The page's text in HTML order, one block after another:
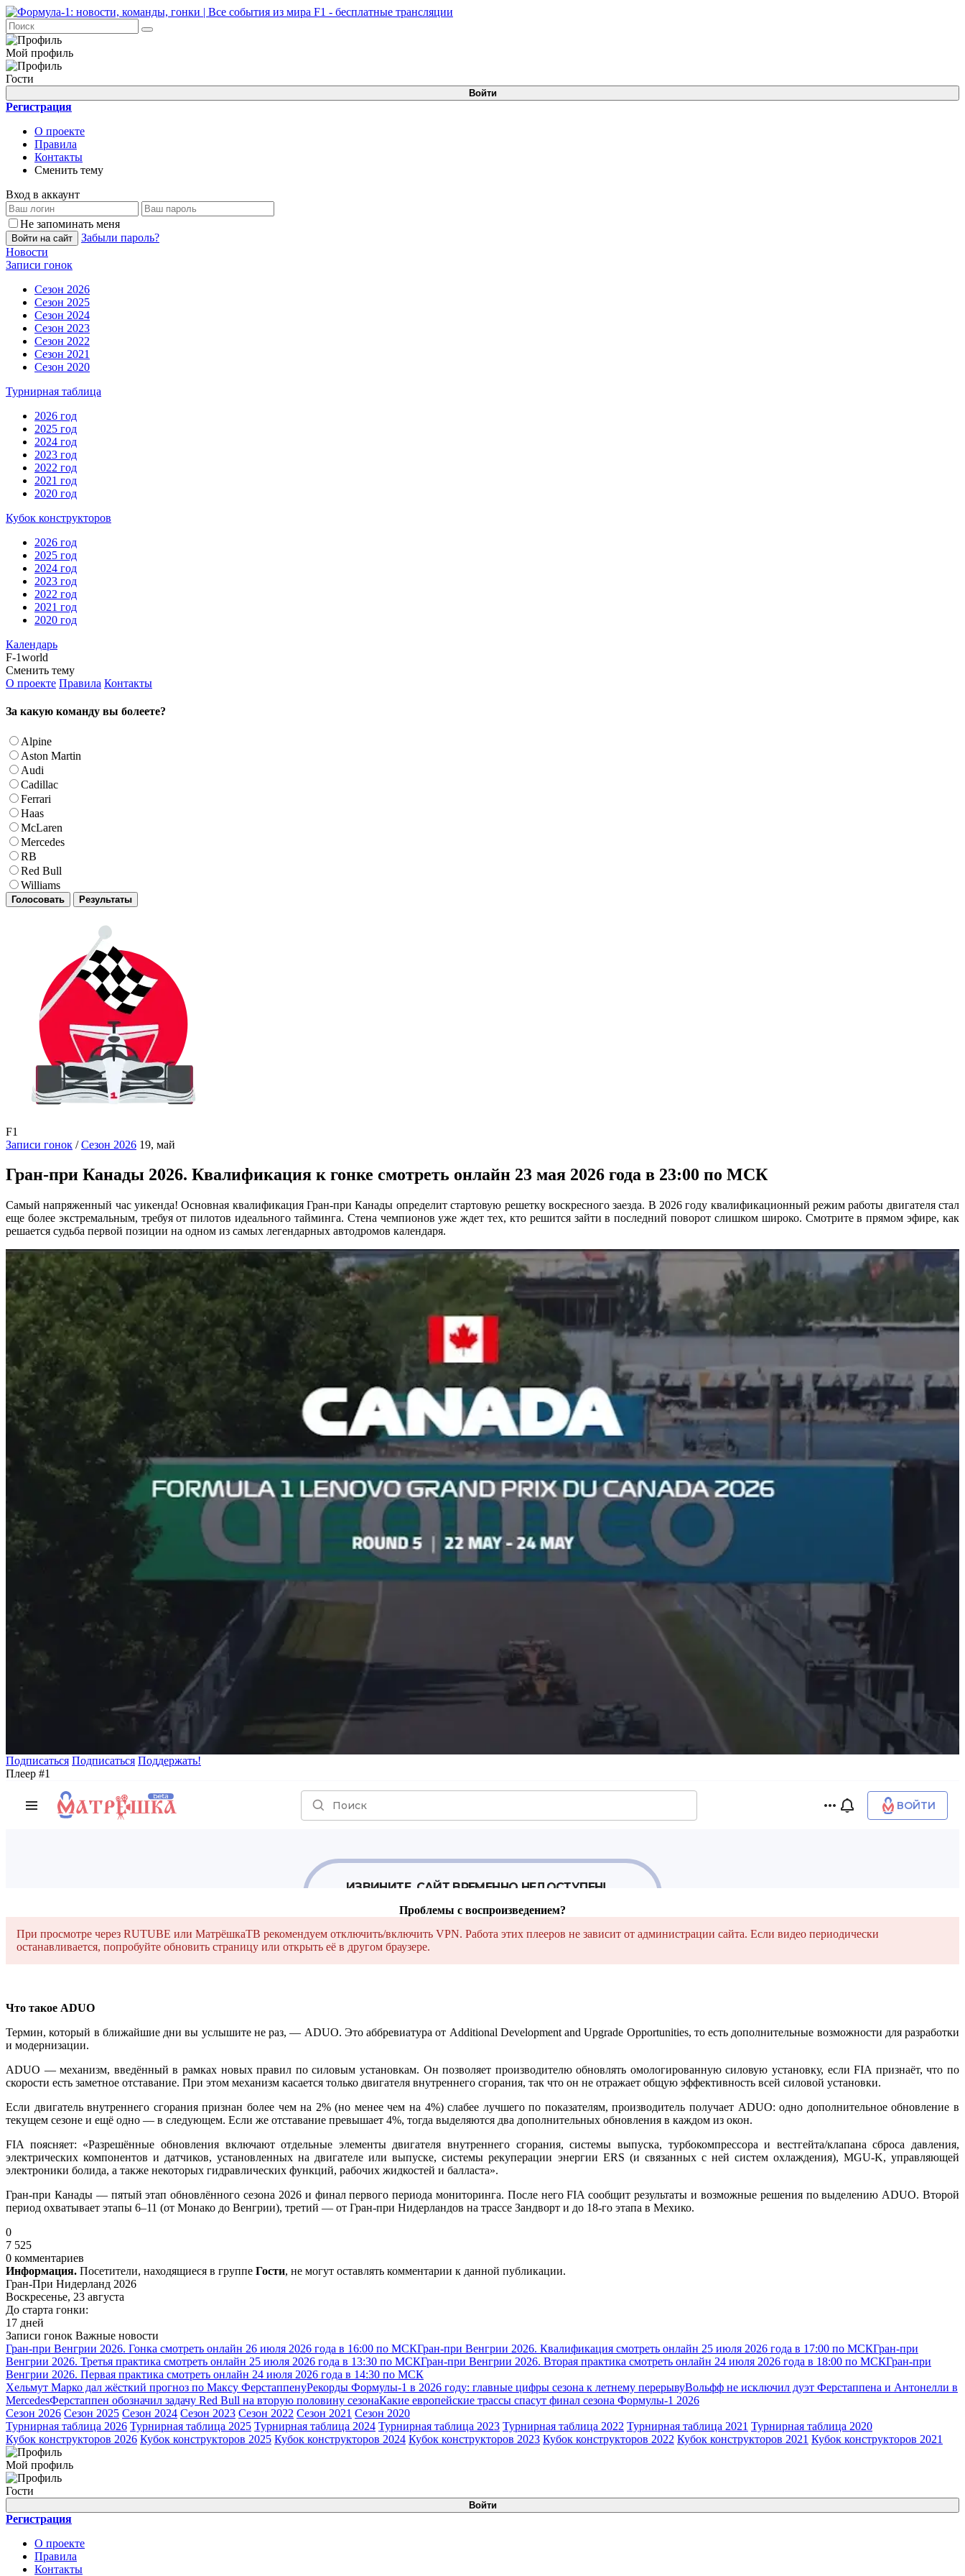
Мой профиль
Гости
Войти
Регистрация
О проекте
Правила
Контакты
Сменить тему
Вход в аккаунт
Не запоминать меня
Войти на сайт
Забыли пароль?
Новости
Записи гонок
Сезон 2026
Сезон 2025
Сезон 2024
Сезон 2023
Сезон 2022
Сезон 2021
Сезон 2020
Турнирная таблица
2026 год
2025 год
2024 год
2023 год
2022 год
2021 год
2020 год
Кубок конструкторов
2026 год
2025 год
2024 год
2023 год
2022 год
2021 год
2020 год
Календарь
F-1world
Сменить тему
О проекте Правила Контакты
За какую команду вы болеете?
Alpine
Aston Martin
Audi
Cadillac
Ferrari
Haas
McLaren
Mercedes
RB
Red Bull
Williams
Голосовать Результаты
F1
Записи гонок /Сезон 2026 19, май
Гран-при Канады 2026. Квалификация к гонке смотреть онлайн 23 мая 2026 года в 23:00 по МСК
Самый напряженный час уикенда! Основная квалификация Гран-при Канады определит стартовую решетку воскресного заезда. В 2026 году квалификационный режим работы двигателя стал
еще более экстремальным, требуя от пилотов идеального тайминга. Стена чемпионов уже ждет тех, кто решится зайти в последний поворот слишком широко. Смотрите в прямом эфире, как
решается судьба первой позиции на одном из самых легендарных автодромов календаря.
Подписаться Подписаться Поддержать!
Плеер #1
Проблемы с воспроизведением?
При просмотре через RUTUBE или МатрёшкаТВ рекомендуем отключить/включить VPN. Работа этих плееров не зависит от администрации сайта. Если видео периодически
останавливается, попробуйте обновить страницу или открыть её в другом браузере.
Что такое ADUO
Термин, который в ближайшие дни вы услышите не раз, — ADUO. Это аббревиатура от Additional Development and Upgrade Opportunities, то есть дополнительные возможности для разработки
и модернизации.
ADUO — механизм, введённый в рамках новых правил по силовым установкам. Он позволяет производителю обновлять омологированную силовую установку, если FIA признаёт, что по
скорости есть заметное отставание. При этом механизм касается только двигателя внутреннего сгорания, так что он не отражает общую эффективность всей силовой установки.
Если двигатель внутреннего сгорания признан более чем на 2% (но менее чем на 4%) слабее лучшего по показателям, производитель получает ADUO: одно дополнительное обновление в
текущем сезоне и ещё одно — в следующем. Если же отставание превышает 4%, тогда выделяются два дополнительных обновления в каждом из окон.
FIA поясняет: «Разрешённые обновления включают отдельные элементы двигателя внутреннего сгорания, системы выпуска, турбокомпрессора и вестгейта/клапана сброса давления,
электрических компонентов и датчиков, установленных на двигателе или выпуске, системы рекуперации энергии ERS (и связанных с ней систем охлаждения), MGU-K, управляющей
электроники болида, а также некоторых гидравлических функций, рабочих жидкостей и балласта».
Гран-при Канады — пятый этап обновлённого сезона 2026 и финал первого периода мониторинга. После него FIA сообщит результаты и возможные решения по выделению ADUO. Второй
период охватывает этапы 6–11 (от Монако до Венгрии), третий — от Гран-при Нидерландов на трассе Зандворт и до 18-го этапа в Мехико.
0
7 525
0 комментариев
Информация. Посетители, находящиеся в группе Гости, не могут оставлять комментарии к данной публикации.
Гран-При Нидерланд 2026
Воскресенье, 23 августа
До старта гонки:
17 дней
Записи гонок Важные новости
Гран-при Венгрии 2026. Гонка смотреть онлайн 26 июля 2026 года в 16:00 по МСКГран-при Венгрии 2026. Квалификация смотреть онлайн 25 июля 2026 года в 17:00 по МСКГран-при
Венгрии 2026. Третья практика смотреть онлайн 25 июля 2026 года в 13:30 по МСКГран-при Венгрии 2026. Вторая практика смотреть онлайн 24 июля 2026 года в 18:00 по МСКГран-при
Венгрии 2026. Первая практика смотреть онлайн 24 июля 2026 года в 14:30 по МСК
Хельмут Марко дал жёсткий прогноз по Максу ФерстаппенуРекорды Формулы-1 в 2026 году: главные цифры сезона к летнему перерывуВольфф не исключил дуэт Ферстаппена и Антонелли в
MercedesФерстаппен обозначил задачу Red Bull на вторую половину сезонаКакие европейские трассы спасут финал сезона Формулы-1 2026
Сезон 2026 Сезон 2025 Сезон 2024 Сезон 2023 Сезон 2022 Сезон 2021 Сезон 2020
Турнирная таблица 2026 Турнирная таблица 2025 Турнирная таблица 2024 Турнирная таблица 2023 Турнирная таблица 2022 Турнирная таблица 2021 Турнирная таблица 2020
Кубок конструкторов 2026 Кубок конструкторов 2025 Кубок конструкторов 2024 Кубок конструкторов 2023 Кубок конструкторов 2022 Кубок конструкторов 2021 Кубок конструкторов 2021
Мой профиль
Гости
Войти
Регистрация
О проекте
Правила
Контакты